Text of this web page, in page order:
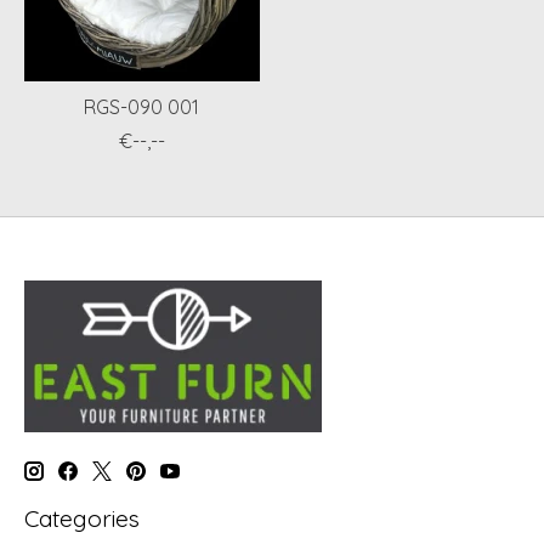
RGS-090 001
€--,--
Categories